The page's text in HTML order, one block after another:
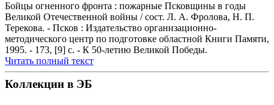
Бойцы огненного фронта : пожарные Псковщины в годы
Великой Отечественной войны / сост. Л. А. Фролова, Н. П.
Терекова. - Псков : Издательство организационно-
методического центр по подготовке областной Книги Памяти,
1995. - 173, [9] с. - К 50-летию Великой Победы.
Читать полный текст
Коллекции в ЭБ